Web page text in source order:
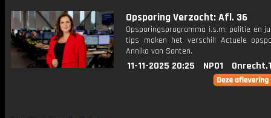
Opsporing Verzocht: Afl. 36
Opsporingsprogramma i.s.m. politie en
tips maken het verschil! Actuele
Anniko van Santen.
11-11-2025 20:25 NPO1